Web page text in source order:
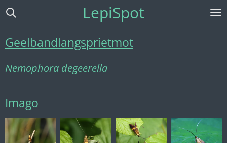
Ga
de
LepiSpot
Geelbandlangsprietmot
Nemophora degeerella
Imago